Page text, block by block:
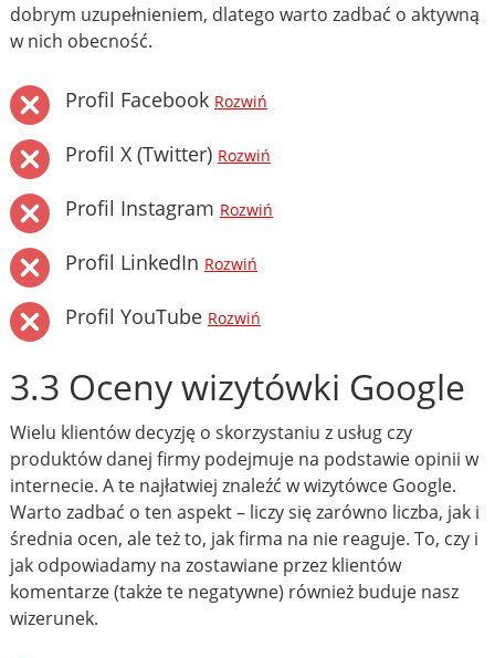
dobrym uzupełnieniem, dlatego warto zadbać o aktywną
w nich obecność.
Profil Facebook Rozwiń
Profil X (Twitter) Rozwiń
Profil Instagram Rozwiń
Profil LinkedIn Rozwiń
Profil YouTube Rozwiń
3.3 Oceny wizytówki Google
Wielu klientów decyzję o skorzystaniu z usług czy
produktów danej firmy podejmuje na podstawie opinii w
internecie. A te najłatwiej znaleźć w wizytówce Google.
Warto zadbać o ten aspekt – liczy się zarówno liczba, jak i
średnia ocen, ale też to, jak firma na nie reaguje. To, czy i
jak odpowiadamy na zostawiane przez klientów
komentarze (także te negatywne) również buduje nasz
wizerunek.